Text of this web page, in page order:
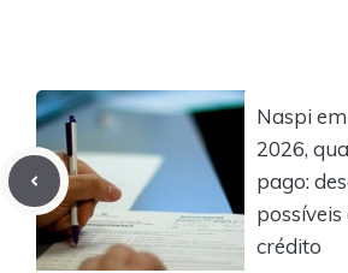
Naspi
2026,
pago:
possíveis
crédito